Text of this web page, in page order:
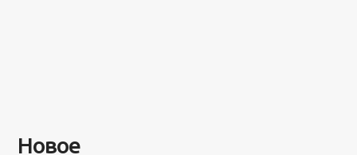
Новое